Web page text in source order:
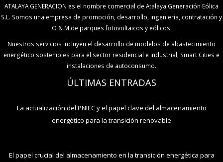
ATALAYA GENERACION es el nombre comercial de Atalaya Generación Eólica
S.L. Somos una empresa de promoción, desarrollo, ingeniería, contratación y
O & M de parques fotovoltaicos y eólicos.
Nuestros servicios incluyen el desarrollo de modelos de abastecimiento
energético sostenibles para el sector residencial e industrial, Smart Cities e
instalaciones de autoconsumo.
ÚLTIMAS ENTRADAS
La actualización del PNIEC y el papel clave del almacenamiento
energético para la transición renovable
El papel crucial del almacenamiento en la transición energética para